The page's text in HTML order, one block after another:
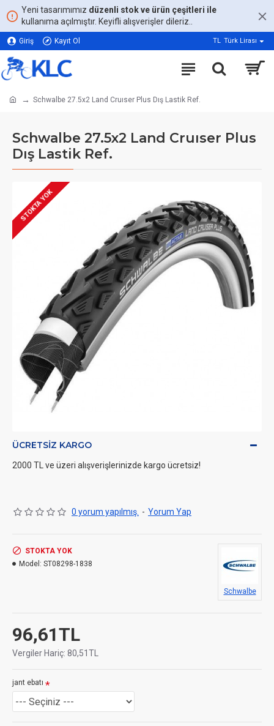
Yeni tasarımımız düzenli stok ve ürün çeşitleri ile
kullanıma açılmıştır. Keyifli alışverişler dileriz..
Giriş Kayıt Ol TL Türk Lirası
Schwalbe 27.5x2 Land Cruıser Plus Dış Lastik Ref.
Schwalbe 27.5x2 Land Cruıser Plus
Dış Lastik Ref.
STOKTA YOK
ÜCRETSIZ KARGO
2000 TL ve üzeri alışverişlerinizde kargo ücretsiz!
0 yorum yapılmış. - Yorum Yap
96,61TL
Vergiler Hariç: 80,51TL
STOKTA YOK
Model: ST08298-1838
Schwalbe
jant ebatı